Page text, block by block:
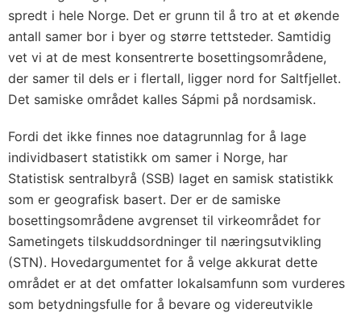
spredt i hele Norge. Det er grunn til å tro at et økende
antall samer bor i byer og større tettsteder. Samtidig
vet vi at de mest konsentrerte bosettingsområdene,
der samer til dels er i flertall, ligger nord for Saltfjellet.
Det samiske området kalles Sápmi på nordsamisk.
Fordi det ikke finnes noe datagrunnlag for å lage
individbasert statistikk om samer i Norge, har
Statistisk sentralbyrå (SSB) laget en samisk statistikk
som er geografisk basert. Der er de samiske
bosettingsområdene avgrenset til virkeområdet for
Sametingets tilskuddsordninger til næringsutvikling
(STN). Hovedargumentet for å velge akkurat dette
området er at det omfatter lokalsamfunn som vurderes
som betydningsfulle for å bevare og videreutvikle